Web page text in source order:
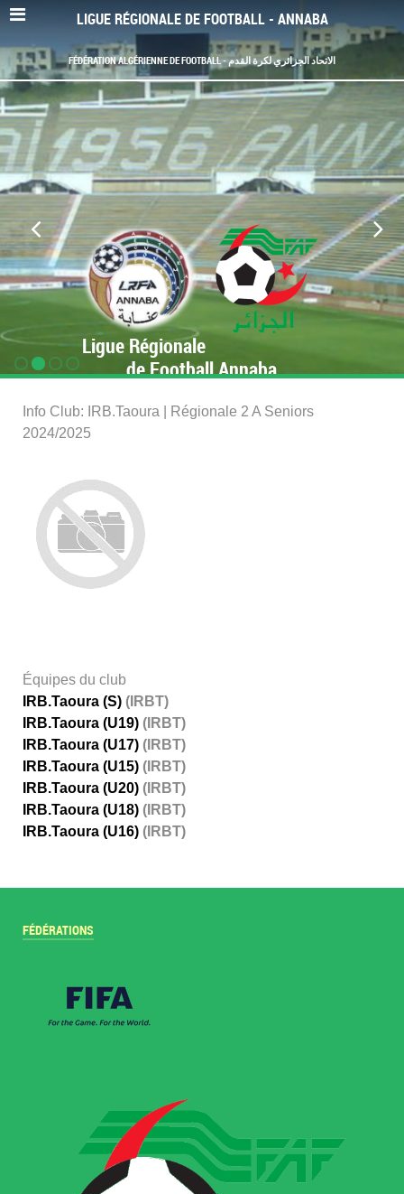
LIGUE RÉGIONALE DE FOOTBALL - ANNABA
FÉDÉRATION ALGÉRIENNE DE FOOTBALL - الاتحاد الجزائري لكرة القدم
Ligue Régionale
de Football Annaba
Info Club: IRB.Taoura | Régionale 2 A Seniors
2024/2025
Équipes du club
IRB.Taoura (S) (IRBT)
IRB.Taoura (U19) (IRBT)
IRB.Taoura (U17) (IRBT)
IRB.Taoura (U15) (IRBT)
IRB.Taoura (U20) (IRBT)
IRB.Taoura (U18) (IRBT)
IRB.Taoura (U16) (IRBT)
FÉDÉRATIONS